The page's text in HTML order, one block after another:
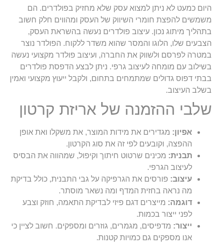
היום כמעט לא ניתן למצוא עסק שלא מחזיק בפולדרים. הם
משמשים להפצת חומרי השיווק של העסק ומהווים חלק חשוב
בתהליך מיתוג נכון. עיצוב פולדרים נעשה בהשראת העסק,
הצבעים שלו, הלוגו והמסר שהוא משדר ללקוח. הפולדר נוצר
במטרה לפרסם ולשווק את החברה, ועיצוב פולדר מקצועי נעשה
בשילוב עם מומחה לעיצוב גרפי. ניתן לבצע הדפסת פולדרים
בבתי דפוס גדולים שמתמחים בתחום, ולקבל ייעוץ מקצועי ואמין
בשלב העיצוב.
שלבי ההזמנה של אריזת קרטון
אפיון: מגדירים את מידות המוצר, את משקלו ואת אופן
ההפצה, וקובעים לפי זה את סוג הקרטון.
תבנית: מכינים שרטוט חיתוך וקיפול, שמהווה את הבסיס
לעיצוב הגרפי.
עיצוב: פורסים את הגרפיקה על גבי התבנית, כולל בדיקת
מה נראה בחזית המדף ומה נשאר מוסתר.
דוגמה: מייצרים דגם פיזי לבדיקת התאמה, חוזק וצבע
לפני ייצור בכמות.
ייצור: מדפיסים, מגמרים, גוזרים ומספקים. חשוב לציין כי
אנו מספקים גם כמויות קטנות.